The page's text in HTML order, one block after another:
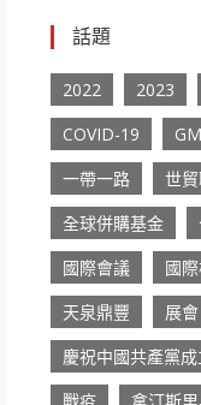
話題
2022 2023
COVID-19
一帶一路
世
全球併購基金
國際會議
國
天泉鼎豐
展會
慶祝中國共產黨